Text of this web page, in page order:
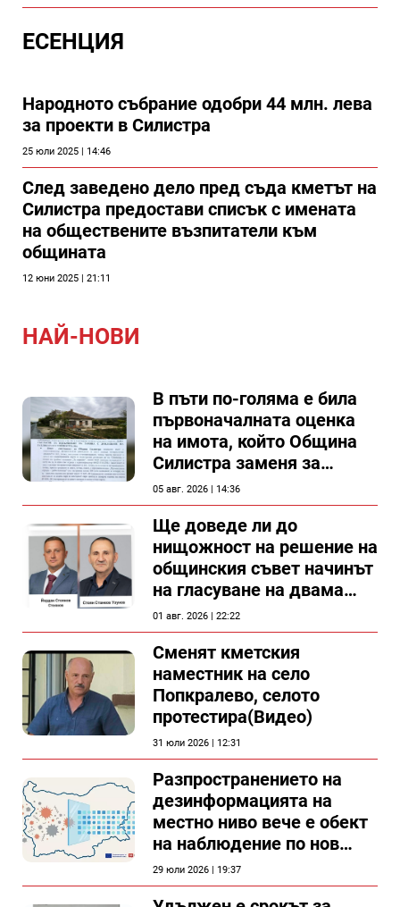
ЕСЕНЦИЯ
Народното събрание одобри 44 млн. лева
за проекти в Силистра
25 юли 2025 | 14:46
След заведено дело пред съда кметът на
Силистра предостави списък с имената
на обществените възпитатели към
общината
12 юни 2025 | 21:11
НАЙ-НОВИ
В пъти по-голяма е била
първоначалната оценка
на имота, който Община
Силистра заменя за
спирка, показват
документи
05 авг. 2026 | 14:36
Ще доведе ли до
нищожност на решение на
общинския съвет начинът
на гласуване на двама
съветници в Силистра?
01 авг. 2026 | 22:22
Сменят кметския
наместник на село
Попкралево, селото
протестира(Видео)
31 юли 2026 | 12:31
Разпространението на
дезинформацията на
местно ниво вече е обект
на наблюдение по нов
проект
29 юли 2026 | 19:37